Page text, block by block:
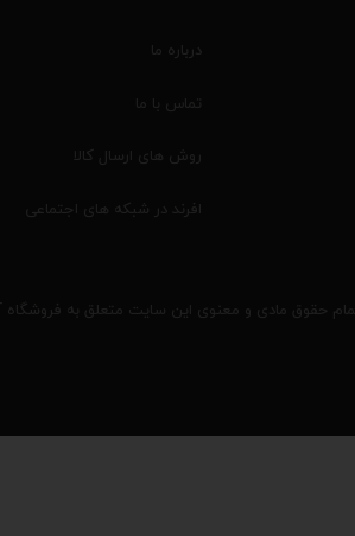
حقوق مادی و معنوی این سایت متعلق به فروشگاه
درباره ما
تماس با ما
روش های ارسال کالا
افرند در شبکه های اجتماعی